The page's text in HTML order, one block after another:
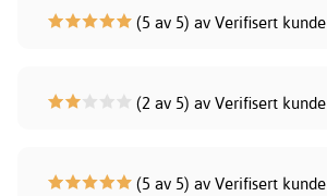
(5 av 5) av Verifisert kunde
(2 av 5) av Verifisert kunde
(5 av 5) av Verifisert kunde